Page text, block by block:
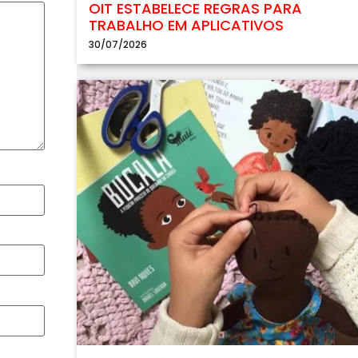
OIT ESTABELECE REGRAS PARA
TRABALHO EM APLICATIVOS
30/07/2026